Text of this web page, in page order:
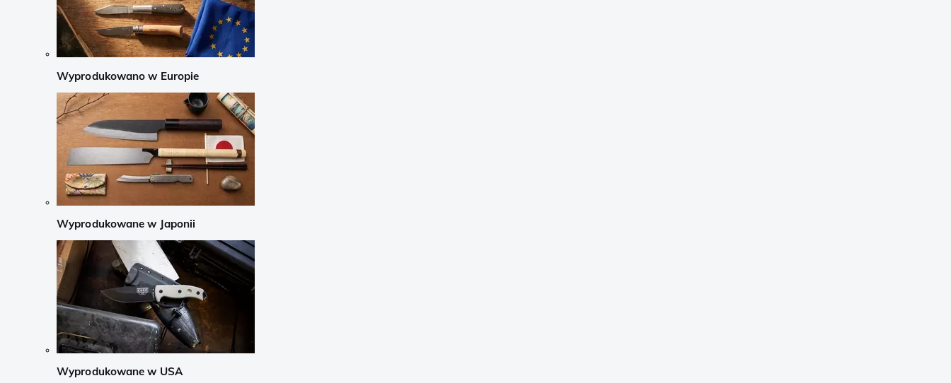
Wyprodukowano w Europie
Wyprodukowane w Japonii
Wyprodukowane w USA